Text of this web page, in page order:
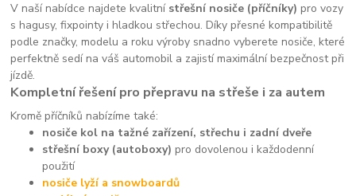
V naší nabídce najdete kvalitní střešní nosiče (příčníky) pro vozy
s hagusy, fixpointy i hladkou střechou. Díky přesné kompatibilitě
podle značky, modelu a roku výroby snadno vyberete nosiče, které
perfektně sedí na váš automobil a zajistí maximální bezpečnost při
jízdě.
Kompletní řešení pro přepravu na střeše i za autem
Kromě příčníků nabízíme také:
nosiče kol na tažné zařízení, střechu i zadní dveře
střešní boxy (autoboxy) pro dovolenou i každodenní
použití
nosiče lyží a snowboardů